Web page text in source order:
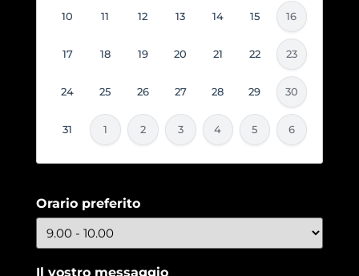
10 11 12 13 14 15 16
17 18 19 20 21 22 23
24 25 26 27 28 29 30
31 1 2 3 4 5 6
Orario preferito
Il vostro messaggio